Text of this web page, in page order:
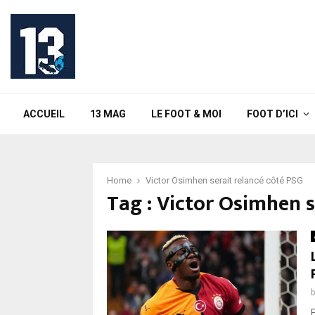
ACCUEIL 13 MAG LE FOOT & MOI FOOT D’ICI
Home Victor Osimhen serait relancé côté PSG
Tag : Victor Osimhen